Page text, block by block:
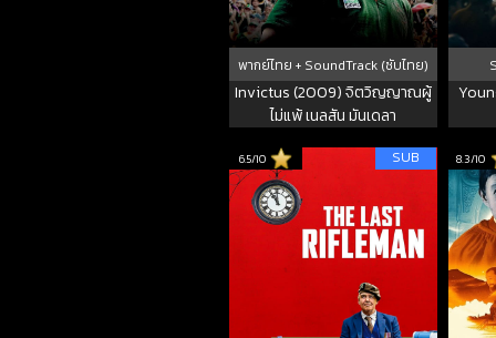
พากย์ไทย + SoundTrack (ซับไทย)
Invictus (2009) จิตวิญญาณผู้
ไม่แพ้ เนลสัน มันเดลา
6.5/10 SUB 8.3/10